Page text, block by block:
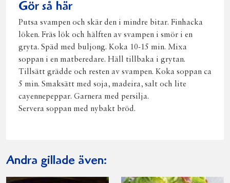
Gör så här
Putsa svampen och skär den i mindre bitar. Finhacka
löken. Fräs lök och hälften av svampen i smör i en
gryta. Späd med buljong. Koka 10-15 min. Mixa
soppan i en matberedare. Häll tillbaka i grytan.
Tillsätt grädde och resten av svampen. Koka soppan ca
5 min. Smaksätt med soja, madeira, salt och lite
cayennepeppar. Garnera med persilja.
Servera soppan med nybakt bröd.
Andra gillade även: